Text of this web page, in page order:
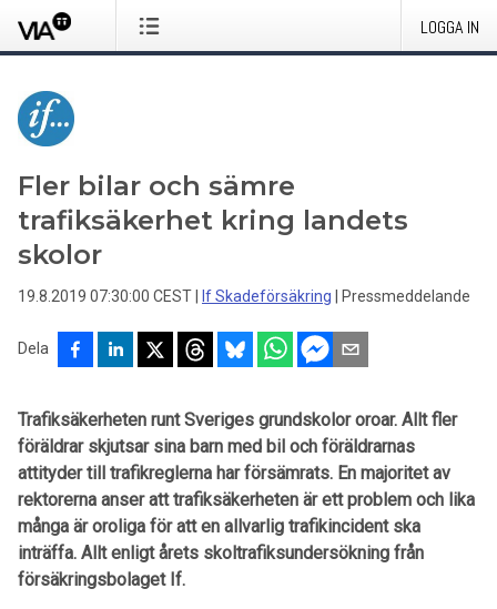
LOGGA IN
Fler bilar och sämre
trafiksäkerhet kring landets
skolor
19.8.2019 07:30:00 CEST If Skadeförsäkring Pressmeddelande
Dela
Trafiksäkerheten runt Sveriges grundskolor oroar. Allt fler
föräldrar skjutsar sina barn med bil och föräldrarnas
attityder till trafikreglerna har försämrats. En majoritet av
rektorerna anser att trafiksäkerheten är ett problem och lika
många är oroliga för att en allvarlig trafikincident ska
inträffa. Allt enligt årets skoltrafiksundersökning från
försäkringsbolaget If.